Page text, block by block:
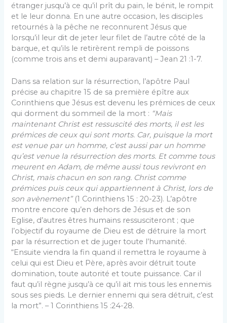
étranger jusqu’à ce qu’il prît du pain, le bénit, le rompit
et le leur donna. En une autre occasion, les disciples
retournés à la pêche ne reconnurent Jésus que
lorsqu’il leur dit de jeter leur filet de l’autre côté de la
barque, et qu’ils le retirèrent rempli de poissons
(comme trois ans et demi auparavant) – Jean 21 :1-7.
Dans sa relation sur la résurrection, l’apôtre Paul
précise au chapitre 15 de sa première épître aux
Corinthiens que Jésus est devenu les prémices de ceux
qui dorment du sommeil de la mort : “Mais
maintenant Christ est ressuscité des morts, il est les
prémices de ceux qui sont morts. Car, puisque la mort
est venue par un homme, c’est aussi par un homme
qu’est venue la résurrection des morts. Et comme tous
meurent en Adam, de même aussi tous revivront en
Christ, mais chacun en son rang. Christ comme
prémices puis ceux qui appartiennent à Christ, lors de
son avènement”(1 Corinthiens 15 : 20-23). L’apôtre
montre encore qu’en dehors de Jésus et de son
Eglise, d’autres êtres humains ressusciteront ; que
l’objectif du royaume de Dieu est de détruire la mort
par la résurrection et de juger toute l’humanité.
“Ensuite viendra la fin quand il remettra le royaume à
celui qui est Dieu et Père, après avoir détruit toute
domination, toute autorité et toute puissance. Car il
faut qu’il règne jusqu’à ce qu’il ait mis tous les ennemis
sous ses pieds. Le dernier ennemi qui sera détruit, c’est
la mort”. – 1 Corinthiens 15 :24-28.